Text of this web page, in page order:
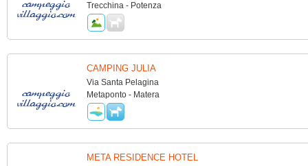
Trecchina - Potenza
CAMPING JULIA
Via Santa Pelagina
Metaponto - Matera
META RESIDENCE HOTEL